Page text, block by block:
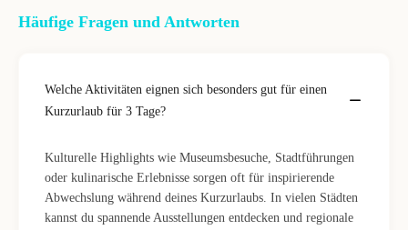
Häufige Fragen und Antworten
Welche Aktivitäten eignen sich besonders gut für einen
Kurzurlaub für 3 Tage?
Kulturelle Highlights wie Museumsbesuche, Stadtführungen
oder kulinarische Erlebnisse sorgen oft für inspirierende
Abwechslung während deines Kurzurlaubs. In vielen Städten
kannst du spannende Ausstellungen entdecken und regionale